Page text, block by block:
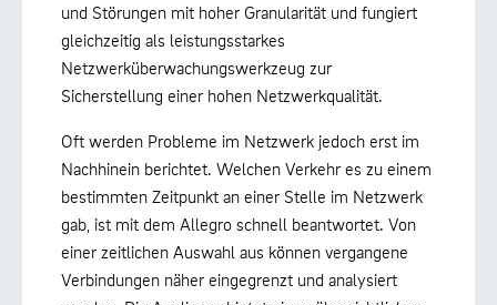
und Störungen mit hoher Granularität und fungiert
gleichzeitig als leistungsstarkes
Netzwerküberwachungswerkzeug zur
Sicherstellung einer hohen Netzwerkqualität.
Oft werden Probleme im Netzwerk jedoch erst im
Nachhinein berichtet. Welchen Verkehr es zu einem
bestimmten Zeitpunkt an einer Stelle im Netzwerk
gab, ist mit dem Allegro schnell beantwortet. Von
einer zeitlichen Auswahl aus können vergangene
Verbindungen näher eingegrenzt und analysiert